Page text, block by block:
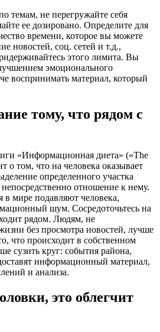
темам, не перегружайте себя
ее дозировано. Определите для
времени, которое вы можете
новостей, соц. сетей и т.д.,
этого лимита. Вы
эмоционального
воспринимать материал, который
тому, что рядом с
«Информационная диета» («The
о том, что на человека оказывает
определенного участка
отношение к нему.
мире подавляют человека,
шум. Сосредоточьтесь на
рядом. Людям, не
без просмотра новостей, лучше
что происходит в собственном
сузить круг: события района,
информационный материал,
и анализа.
это облегчит